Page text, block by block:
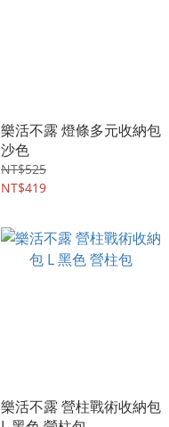
樂活不露 燈條多元收納包
沙色
NT$525
NT$419
樂活不露 營柱戰術收納包